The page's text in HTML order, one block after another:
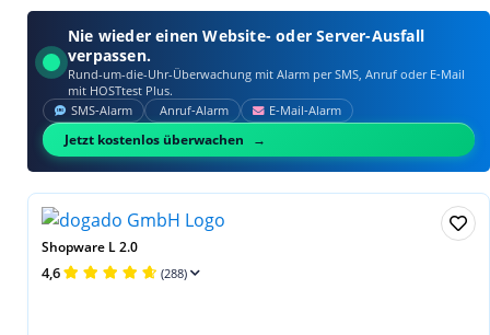
Nie wieder einen Website- oder Server-Ausfall
verpassen.
Rund-um-die-Uhr-Überwachung mit Alarm per SMS, Anruf oder E‑Mail
mit HOSTtest Plus.
SMS‑Alarm Anruf‑Alarm E‑Mail‑Alarm
Jetzt kostenlos überwachen
Shopware L 2.0
4,6 (288)